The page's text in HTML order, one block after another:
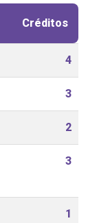
Créditos
4
3
2
3
1